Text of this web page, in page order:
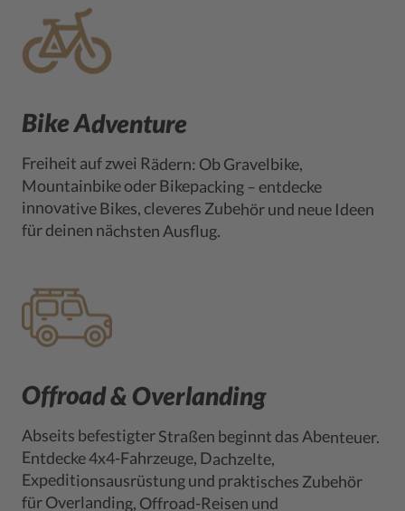
Bike Adventure
Freiheit auf zwei Rädern: Ob Gravelbike,
Mountainbike oder Bikepacking – entdecke
innovative Bikes, cleveres Zubehör und neue Ideen
für deinen nächsten Ausflug.
Offroad & Overlanding
Abseits befestigter Straßen beginnt das Abenteuer.
Entdecke 4x4-Fahrzeuge, Dachzelte,
Expeditionsausrüstung und praktisches Zubehör
für Overlanding, Offroad-Reisen und